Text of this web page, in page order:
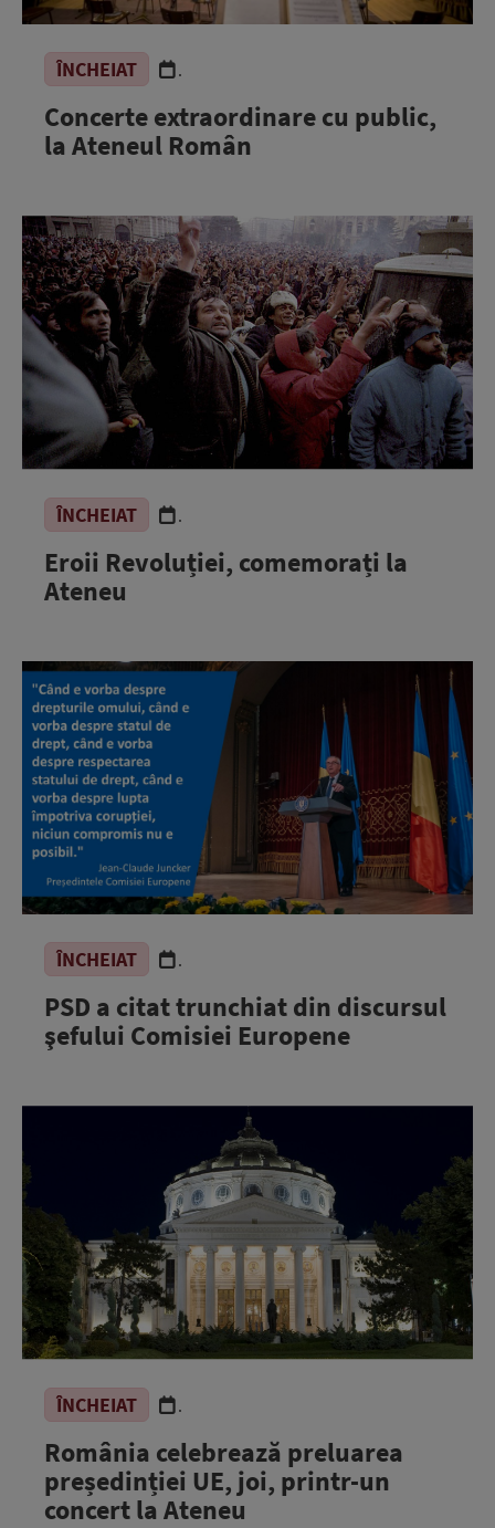
ÎNCHEIAT .
Concerte extraordinare cu public,
la Ateneul Român
ÎNCHEIAT .
Eroii Revoluției, comemorați la
Ateneu
ÎNCHEIAT .
PSD a citat trunchiat din discursul
şefului Comisiei Europene
ÎNCHEIAT .
România celebrează preluarea
președinției UE, joi, printr-un
concert la Ateneu